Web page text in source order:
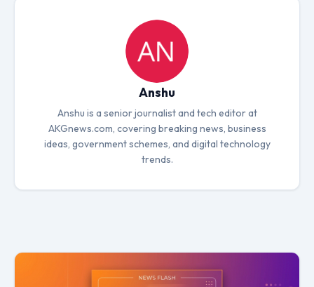
Anshu
Anshu is a senior journalist and tech editor at
AKGnews.com, covering breaking news, business
ideas, government schemes, and digital technology
trends.